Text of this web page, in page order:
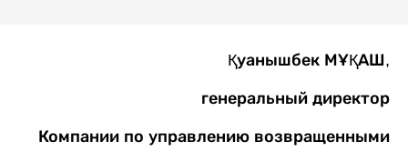
Қуанышбек МҰҚАШ,
генеральный директор
Компании по управлению возвращенными